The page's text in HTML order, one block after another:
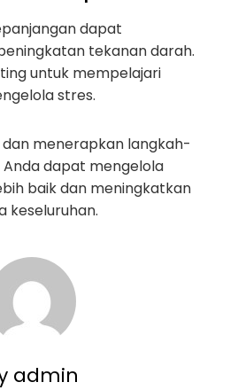
dapat
tekanan darah.
untuk mempelajari
stres.
menerapkan langkah-
dapat mengelola
baik dan meningkatkan
keseluruhan.
admin